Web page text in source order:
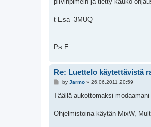
t Esa -3MUQ
Ps E
Re: Luettelo käytettävistä
P
s
by Jarmo» 26.06.2011 20:59
Täällä aukottomaksi
Ohjelmistoina käytän MixW,